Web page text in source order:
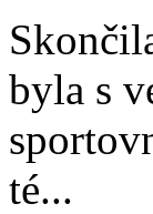
byla s
té...